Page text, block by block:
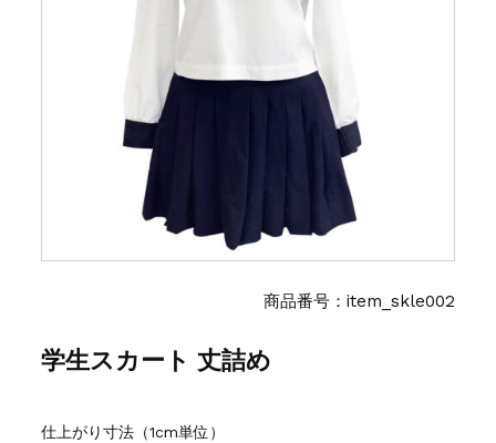
商品番号：item_skle002
学生スカート 丈詰め
仕上がり寸法（1cm単位）